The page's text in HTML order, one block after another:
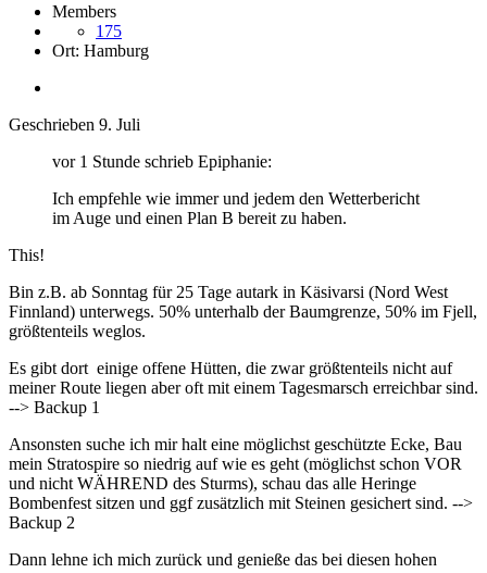
Members
175
Ort: Hamburg
Geschrieben 9. Juli
vor 1 Stunde schrieb Epiphanie:
Ich empfehle wie immer und jedem den Wetterbericht
im Auge und einen Plan B bereit zu haben.
This!
Bin z.B. ab Sonntag für 25 Tage autark in Käsivarsi (Nord West
Finnland) unterwegs. 50% unterhalb der Baumgrenze, 50% im Fjell,
größtenteils weglos.
Es gibt dort einige offene Hütten, die zwar größtenteils nicht auf
meiner Route liegen aber oft mit einem Tagesmarsch erreichbar sind.
--> Backup 1
Ansonsten suche ich mir halt eine möglichst geschützte Ecke, Bau
mein Stratospire so niedrig auf wie es geht (möglichst schon VOR
und nicht WÄHREND des Sturms), schau das alle Heringe
Bombenfest sitzen und ggf zusätzlich mit Steinen gesichert sind. -->
Backup 2
Dann lehne ich mich zurück und genieße das bei diesen hohen